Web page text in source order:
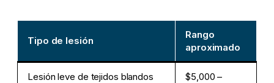
Tipo de lesión
Rango
aproximado
Lesión leve de tejidos blandos
$5,000 –